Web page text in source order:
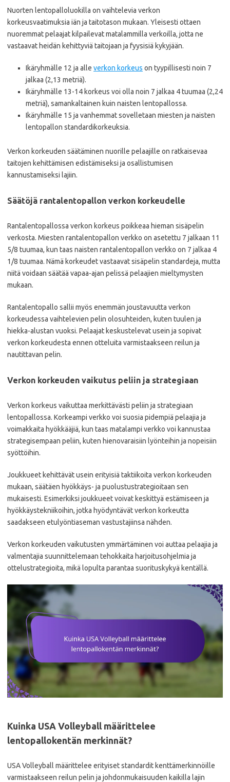
Nuorten lentopalloluokilla on vaihtelevia verkon
korkeusvaatimuksia iän ja taitotason mukaan. Yleisesti ottaen
nuoremmat pelaajat kilpailevat matalammilla verkoilla, jotta ne
vastaavat heidän kehittyviä taitojaan ja fyysisiä kykyjään.
Ikäryhmälle 12 ja alle verkon korkeus on tyypillisesti noin 7
jalkaa (2,13 metriä).
Ikäryhmälle 13-14 korkeus voi olla noin 7 jalkaa 4 tuumaa (2,24
metriä), samankaltainen kuin naisten lentopallossa.
Ikäryhmälle 15 ja vanhemmat sovelletaan miesten ja naisten
lentopallon standardikorkeuksia.
Verkon korkeuden säätäminen nuorille pelaajille on ratkaisevaa
taitojen kehittämisen edistämiseksi ja osallistumisen
kannustamiseksi lajiin.
Säätöjä rantalentopallon verkon korkeudelle
Rantalentopallossa verkon korkeus poikkeaa hieman sisäpelin
verkosta. Miesten rantalentopallon verkko on asetettu 7 jalkaan 11
5/8 tuumaa, kun taas naisten rantalentopallon verkko on 7 jalkaa 4
1/8 tuumaa. Nämä korkeudet vastaavat sisäpelin standardeja, mutta
niitä voidaan säätää vapaa-ajan pelissä pelaajien mieltymysten
mukaan.
Rantalentopallo sallii myös enemmän joustavuutta verkon
korkeudessa vaihtelevien pelin olosuhteiden, kuten tuulen ja
hiekka-alustan vuoksi. Pelaajat keskustelevat usein ja sopivat
verkon korkeudesta ennen otteluita varmistaakseen reilun ja
nautittavan pelin.
Verkon korkeuden vaikutus peliin ja strategiaan
Verkon korkeus vaikuttaa merkittävästi peliin ja strategiaan
lentopallossa. Korkeampi verkko voi suosia pidempiä pelaajia ja
voimakkaita hyökkääjiä, kun taas matalampi verkko voi kannustaa
strategisempaan peliin, kuten hienovaraisiin lyönteihin ja nopeisiin
syöttöihin.
Joukkueet kehittävät usein erityisiä taktiikoita verkon korkeuden
mukaan, säätäen hyökkäys- ja puolustustrategioitaan sen
mukaisesti. Esimerkiksi joukkueet voivat keskittyä estämiseen ja
hyökkäystekniikoihin, jotka hyödyntävät verkon korkeutta
saadakseen etulyöntiaseman vastustajiinsa nähden.
Verkon korkeuden vaikutusten ymmärtäminen voi auttaa pelaajia ja
valmentajia suunnittelemaan tehokkaita harjoitusohjelmia ja
ottelustrategioita, mikä lopulta parantaa suorituskykyä kentällä.
Kuinka USA Volleyball määrittelee
lentopallokentän merkinnät?
USA Volleyball määrittelee erityiset standardit kenttämerkinnöille
varmistaakseen reilun pelin ja johdonmukaisuuden kaikilla lajin